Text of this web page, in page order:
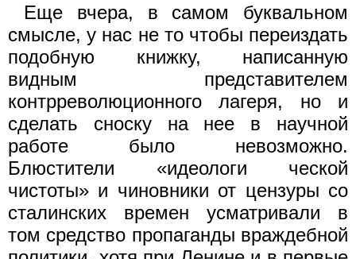
Еще вчера, в самом буквальном
смысле, у нас не то чтобы переиздать
подобную книжку, написанную
видным пред­ставителем
контрреволюционного лагеря, но и
сделать сноску на нее в научной
работе было невозможно.
Блюстители «идеологи ческой
чистоты» и чиновники от цензуры со
сталинских времен усматривали в
том средство пропаганды враждебной